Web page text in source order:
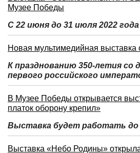
Музее Победы
С 22 июня до 31 июля 2022 года
Новая мультимедийная
К празднованию 350-летия со
первого российского
В Музее Победы открывается
платок оборону крепил»
Выставка будет работать до
Выставка «Небо Родины»